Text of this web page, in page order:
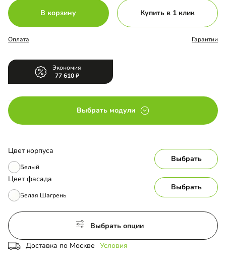
В корзину Купить в 1 клик
Оплата Гарантии
Экономия
77 610
Выбрать модули
Цвет корпуса
Белый
Выбрать
Цвет фасада
Белая Шагрень
Выбрать
Выбрать опции
Доставка по Москве Условия